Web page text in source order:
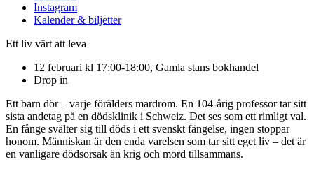
Instagram
Kalender & biljetter
Ett liv värt att leva
12 februari kl 17:00-18:00, Gamla stans bokhandel
Drop in
Ett barn dör – varje förälders mardröm. En 104-årig professor tar sitt
sista andetag på en dödsklinik i Schweiz. Det ses som ett rimligt val.
En fånge svälter sig till döds i ett svenskt fängelse, ingen stoppar
honom. Människan är den enda varelsen som tar sitt eget liv – det är
en vanligare dödsorsak än krig och mord tillsammans.